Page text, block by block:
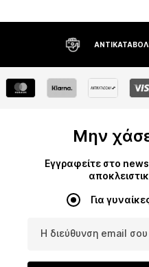
Μην
Εγγραφείτε στο
Για
Η διεύθυνση email σου